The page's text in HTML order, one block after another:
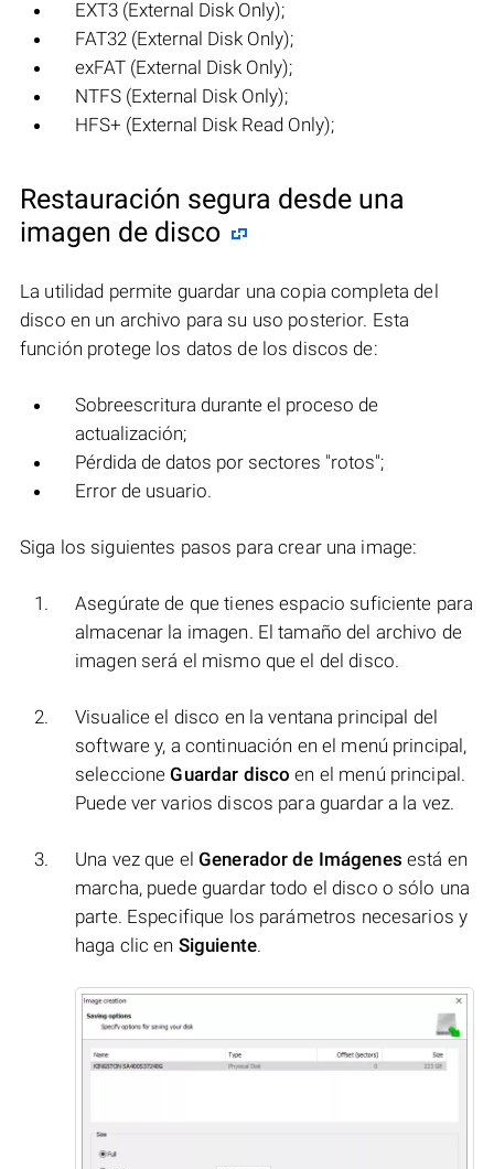
EXT3 (External Disk Only);
FAT32 (External Disk Only);
exFAT (External Disk Only);
NTFS (External Disk Only);
HFS+ (External Disk Read Only);
Restauración segura desde una
imagen de disco
La utilidad permite guardar una copia completa del
disco en un archivo para su uso posterior. Esta
función protege los datos de los discos de:
Sobreescritura durante el proceso de
actualización;
Pérdida de datos por sectores "rotos";
Error de usuario.
Siga los siguientes pasos para crear una image:
Asegúrate de que tienes espacio suficiente para
almacenar la imagen. El tamaño del archivo de
imagen será el mismo que el del disco.
Visualice el disco en la ventana principal del
software y, a continuación en el menú principal,
seleccioneGuardar disco en el menú principal.
Puede ver varios discos para guardar a la vez.
Una vez que el Generador de Imágenes está en
marcha, puede guardar todo el disco o sólo una
parte. Especifique los parámetros necesarios y
haga clic en Siguiente.